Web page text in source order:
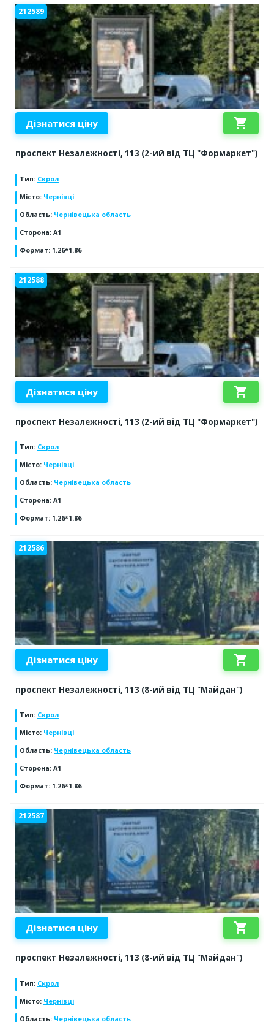
212589
Дізнатися ціну shopping_cart
проспект Незалежності, 113 (2-ий від ТЦ "Формаркет")
Тип: Скрол
Місто: Чернівці
Область: Чернівецька область
Сторона: А1
Формат: 1.26*1.86
212588
Дізнатися ціну shopping_cart
проспект Незалежності, 113 (2-ий від ТЦ "Формаркет")
Тип: Скрол
Місто: Чернівці
Область: Чернівецька область
Сторона: А1
Формат: 1.26*1.86
212586
Дізнатися ціну shopping_cart
проспект Незалежності, 113 (8-ий від ТЦ "Майдан")
Тип: Скрол
Місто: Чернівці
Область: Чернівецька область
Сторона: А1
Формат: 1.26*1.86
212587
Дізнатися ціну shopping_cart
проспект Незалежності, 113 (8-ий від ТЦ "Майдан")
Тип: Скрол
Місто: Чернівці
Область: Чернівецька область